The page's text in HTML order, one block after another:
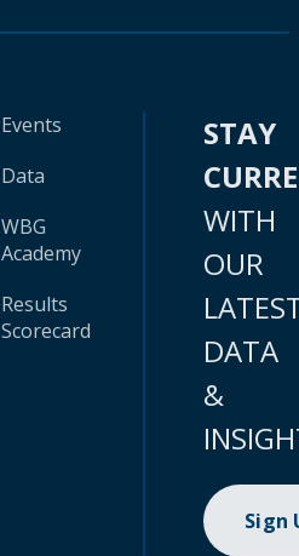
Events
Data
WBG
Academy
Results
Scorecard
STAY
WITH
OUR
DATA
&
Sign